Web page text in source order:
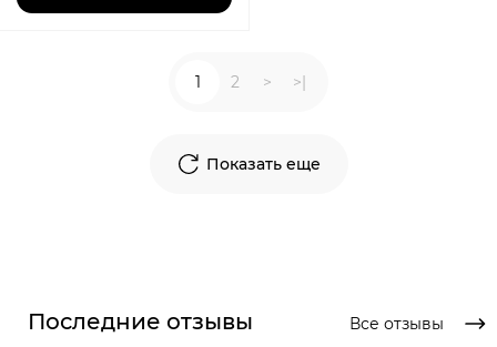
Показать еще
1 2 > >|
Последние отзывы Все отзывы